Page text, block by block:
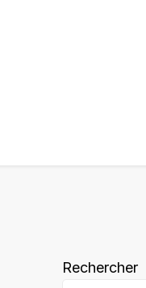
Rechercher